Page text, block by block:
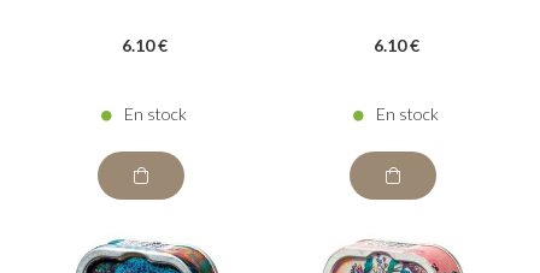
6.10 €
En stock
6.10 €
En stock